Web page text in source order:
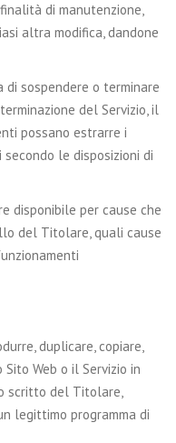
di manutenzione,
altra modifica, dandone
sospendere o terminare
del Servizio, il
possano estrarre i
le disposizioni di
disponibile per cause che
del Titolare, quali cause
duplicare, copiare,
Web o il Servizio in
scritto del Titolare,
legittimo programma di